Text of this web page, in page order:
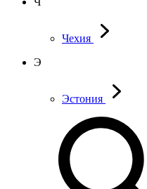
Чехия
Э
Эстония